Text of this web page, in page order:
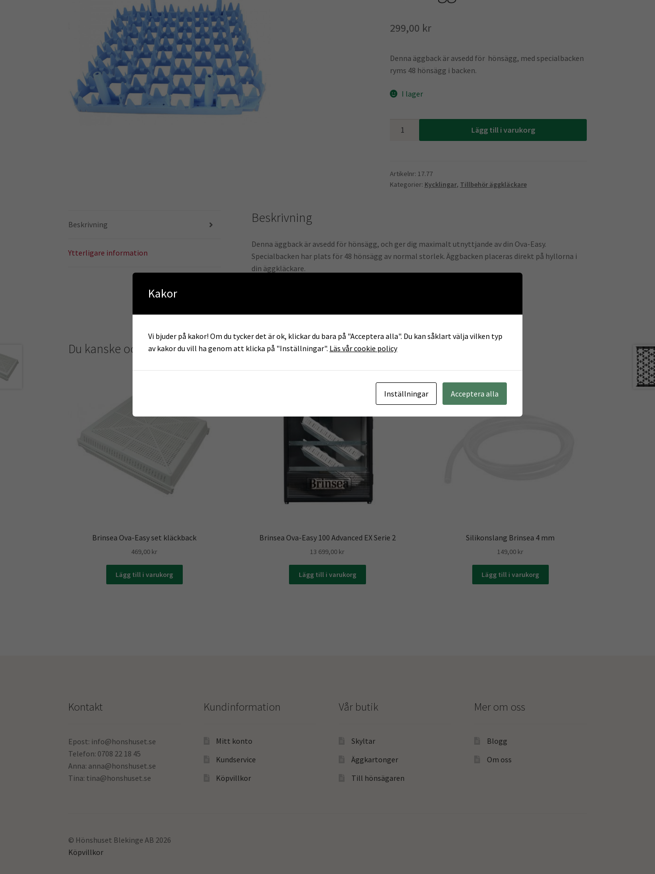
299,00 kr
Denna äggback är avsedd för hönsägg, med specialbacken
ryms 48 hönsägg i backen.
I lager
mängd
Lägg till i varukorg
Artikelnr: 17.77
Kategorier: Kycklingar, Tillbehör äggkläckare
Beskrivning
Ytterligare information
Beskrivning
Denna äggback är avsedd för hönsägg, och ger dig maximalt utnyttjande av din Ova-Easy.
Specialbacken har plats för 48 hönsägg av normal storlek. Äggbacken placeras direkt på hyllorna i
din äggkläckare.
Du kanske också gillar …
Brinsea Ova-Easy set kläckback
469,00 kr
Lägg till i varukorg
Brinsea Ova-Easy 100 Advanced EX Serie 2
13 699,00 kr
Lägg till i varukorg
Silikonslang Brinsea 4 mm
149,00 kr
Lägg till i varukorg
Kontakt
Epost: info@honshuset.se
Telefon: 0708 22 18 45
Anna: anna@honshuset.se
Tina: tina@honshuset.se
Kundinformation
Mitt konto
Kundservice
Köpvillkor
Vår butik
Skyltar
Äggkartonger
Till hönsägaren
Mer om oss
Blogg
Om oss
© Hönshuset Blekinge AB 2026
Köpvillkor
Kakor
Vi bjuder på kakor! Om du tycker det är ok, klickar du bara på "Acceptera alla". Du kan såklart välja vilken typ
av kakor du vill ha genom att klicka på "Inställningar". Läs vår cookie policy
Inställningar Acceptera alla